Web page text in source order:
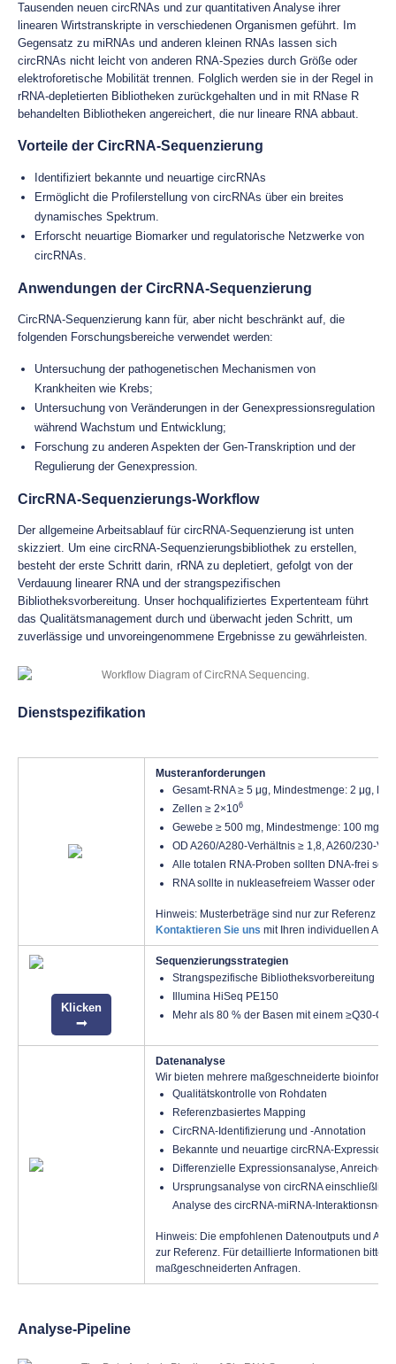
Tausenden neuen circRNAs und zur quantitativen Analyse ihrer
linearen Wirtstranskripte in verschiedenen Organismen geführt. Im
Gegensatz zu miRNAs und anderen kleinen RNAs lassen sich
circRNAs nicht leicht von anderen RNA-Spezies durch Größe oder
elektroforetische Mobilität trennen. Folglich werden sie in der Regel in
rRNA-depletierten Bibliotheken zurückgehalten und in mit RNase R
behandelten Bibliotheken angereichert, die nur lineare RNA abbaut.
Vorteile der CircRNA-Sequenzierung
Identifiziert bekannte und neuartige circRNAs
Ermöglicht die Profilerstellung von circRNAs über ein breites
dynamisches Spektrum.
Erforscht neuartige Biomarker und regulatorische Netzwerke von
circRNAs.
Anwendungen der CircRNA-Sequenzierung
CircRNA-Sequenzierung kann für, aber nicht beschränkt auf, die
folgenden Forschungsbereiche verwendet werden:
Untersuchung der pathogenetischen Mechanismen von
Krankheiten wie Krebs;
Untersuchung von Veränderungen in der Genexpressionsregulation
während Wachstum und Entwicklung;
Forschung zu anderen Aspekten der Gen-Transkription und der
Regulierung der Genexpression.
CircRNA-Sequenzierungs-Workflow
Der allgemeine Arbeitsablauf für circRNA-Sequenzierung ist unten
skizziert. Um eine circRNA-Sequenzierungsbibliothek zu erstellen,
besteht der erste Schritt darin, rRNA zu depletiert, gefolgt von der
Verdauung linearer RNA und der strangspezifischen
Bibliotheksvorbereitung. Unser hochqualifiziertes Expertenteam führt
das Qualitätsmanagement durch und überwacht jeden Schritt, um
zuverlässige und unvoreingenommene Ergebnisse zu gewährleisten.
Dienstspezifikation
Musteranforderungen
Gesamt-RNA ≥ 5 μg, Mindestmenge: 2 μg,
Zellen ≥ 2×106
Gewebe ≥ 500 mg, Mindestmenge: 100 mg
OD A260/A280-Verhältnis ≥ 1,8, A260/230-
Alle totalen RNA-Proben sollten DNA-frei sein.
RNA sollte in nukleasefreiem Wasser oder
Hinweis: Musterbeträge sind nur zur Referenz
Kontaktieren Sie uns mit Ihren individuellen
Klicken
Sequenzierungsstrategien
Strangspezifische Bibliotheksvorbereitung
Illumina HiSeq PE150
Mehr als 80 % der Basen mit einem ≥Q30-
Datenanalyse
Wir bieten mehrere maßgeschneiderte
Qualitätskontrolle von Rohdaten
Referenzbasiertes Mapping
CircRNA-Identifizierung und -Annotation
Bekannte und neuartige circRNA-
Differenzielle Expressionsanalyse,
Ursprungsanalyse von circRNA
Analyse des circRNA-miRNA-
Hinweis: Die empfohlenen Datenoutputs und
zur Referenz. Für detaillierte Informationen bitte
maßgeschneiderten Anfragen.
Analyse-Pipeline